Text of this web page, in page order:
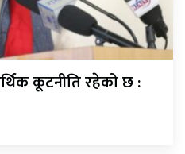
कूटनीति रहेको छ :